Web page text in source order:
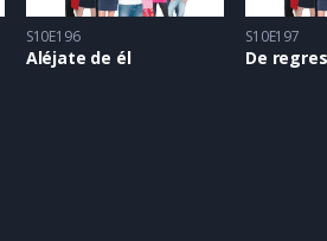
S10E196
Aléjate de él
S10E197